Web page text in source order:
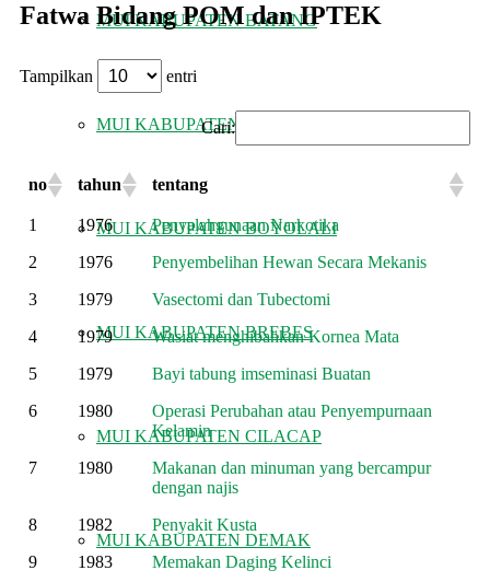
MUI KABUPATEN BATANG
MUI KABUPATEN BLORA
MUI KABUPATEN BOYOLALI
MUI KABUPATEN BREBES
MUI KABUPATEN CILACAP
MUI KABUPATEN DEMAK
Fatwa Bidang POM dan IPTEK
Tampilkan entri
Cari:
no tahun tentang
1 1976
Penyalahgunaan Narkotika
2
1976
Penyembelihan Hewan Secara Mekanis
3
1979
Vasectomi dan Tubectomi
4
1979
Wasiat menghibahkan Kornea Mata
5
1979
Bayi tabung imseminasi Buatan
6
1980
Operasi Perubahan atau Penyempurnaan
Kelamin
7
1980
Makanan dan minuman yang bercampur
dengan najis
8
1982
Penyakit Kusta
9
1983 Memakan Daging Kelinci